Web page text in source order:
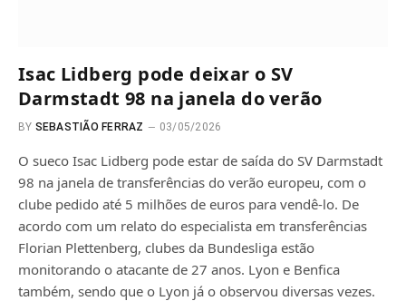
Isac Lidberg pode deixar o SV
Darmstadt 98 na janela do verão
BY SEBASTIÃO FERRAZ 03/05/2026
O sueco Isac Lidberg pode estar de saída do SV Darmstadt
98 na janela de transferências do verão europeu, com o
clube pedido até 5 milhões de euros para vendê-lo. De
acordo com um relato do especialista em transferências
Florian Plettenberg, clubes da Bundesliga estão
monitorando o atacante de 27 anos. Lyon e Benfica
também, sendo que o Lyon já o observou diversas vezes.